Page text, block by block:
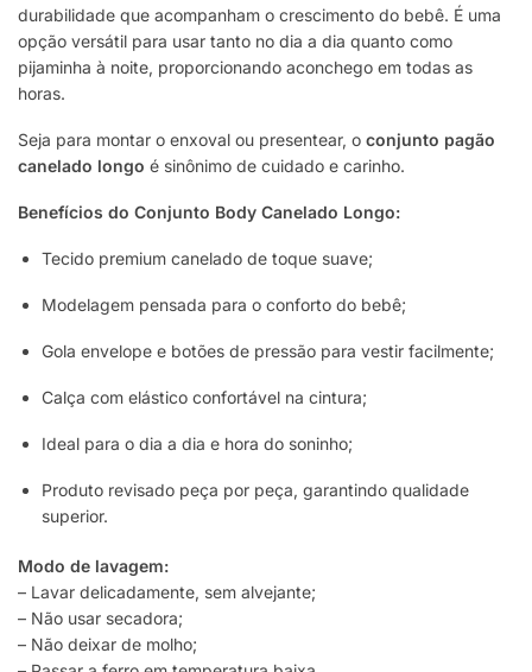
durabilidade que acompanham o crescimento do bebê. É uma
opção versátil para usar tanto no dia a dia quanto como
pijaminha à noite, proporcionando aconchego em todas as
horas.
Seja para montar o enxoval ou presentear, o conjunto pagão
canelado longo é sinônimo de cuidado e carinho.
Benefícios do Conjunto Body Canelado Longo:
Tecido premium canelado de toque suave;
Modelagem pensada para o conforto do bebê;
Gola envelope e botões de pressão para vestir facilmente;
Calça com elástico confortável na cintura;
Ideal para o dia a dia e hora do soninho;
Produto revisado peça por peça, garantindo qualidade
superior.
Modo de lavagem:
– Lavar delicadamente, sem alvejante;
– Não usar secadora;
– Não deixar de molho;